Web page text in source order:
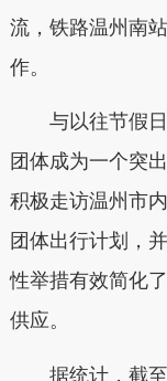
流，铁路温州南
作。
与以往节假日
团体成为一个突
积极走访温州市
团体出行计划，
性举措有效简化
供应。
据统计，截至